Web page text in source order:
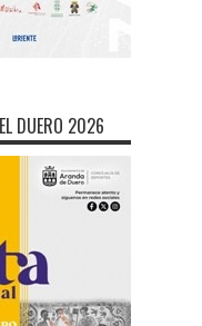
DUERO 2026